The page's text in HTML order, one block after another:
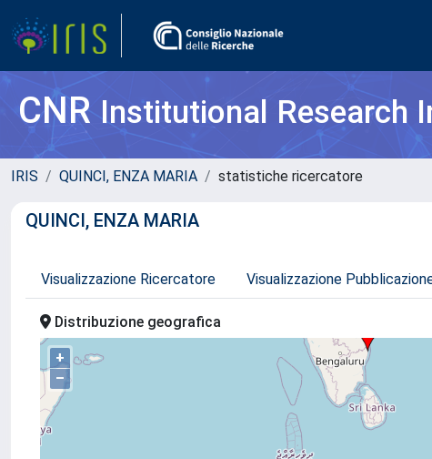
CNRInstitutional Research
IRIS QUINCI, ENZA MARIA statistiche ricercatore
QUINCI, ENZA MARIA
Visualizzazione Ricercatore Visualizzazione
Distribuzione geografica
+
–